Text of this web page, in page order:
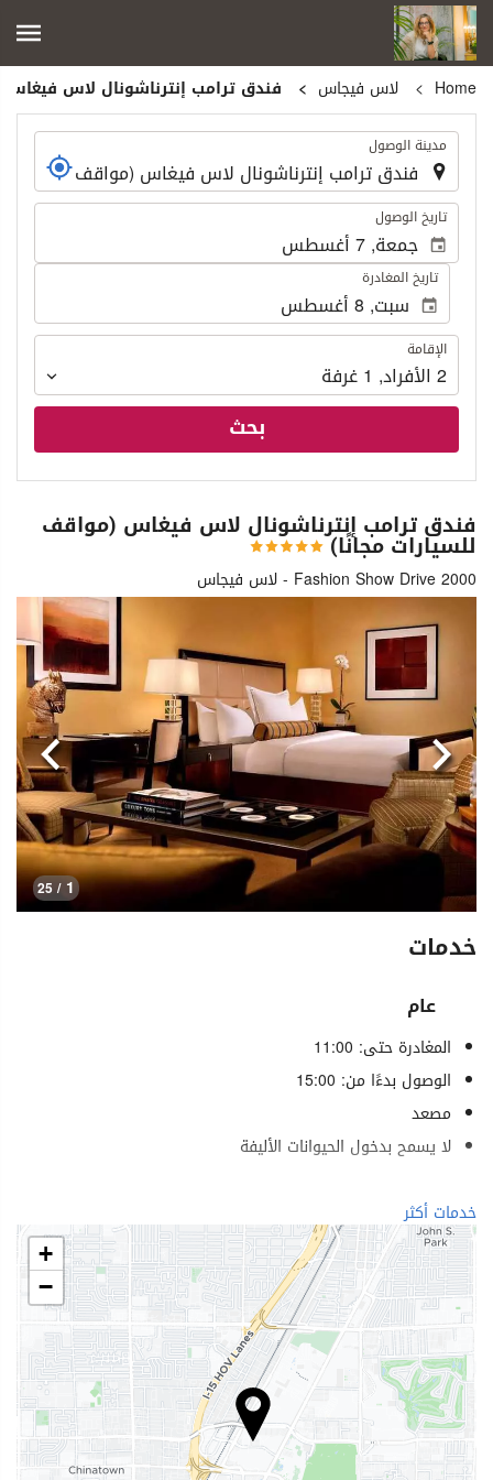
Home لاس فيجاس
فندق ترامب إنترناشونال لاس
. مدينة الوصول
. تاريخ الوصول
تاريخ المغادرة
الإقامة
الإقامة
2 الأفراد,
1غرفة
بحث
فندق ترامب إنترناشونال لاس فيغاس (مواقف
للسيارات مجانًا)
2000 Fashion Show Drive - لاس فيجاس
1
/ 25
السابق
خدمات
عام
المغادرة حتى: 11:00
الوصول بدءًا من: 15:00
مصعد
لا يسمح بدخول الحيوانات الأليفة
الرفاهية
منتجع صحي (Spa)
حمام (بخار)
ساونا
صالة ألعاب رياضية
خدمات الاستقبال
مكتب استقبال على مدار 24 ساعة
خدمات أكثر
+
−